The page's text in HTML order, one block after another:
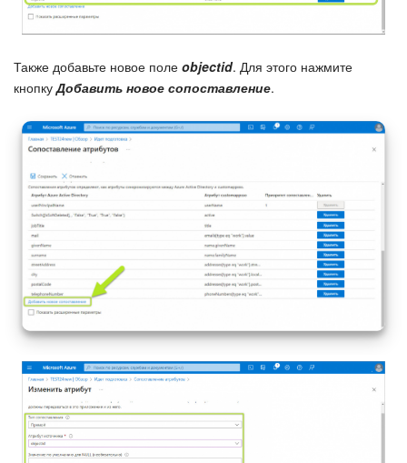
Также добавьте новое поле objectid. Для этого нажмите
кнопкуДобавить новое сопоставление.